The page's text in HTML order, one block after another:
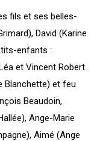
fils et ses belles-
David (Karine
enfants :
et Vincent Robert.
Blanchette) et feu
Beaudoin,
Ange-Marie
Aimé (Ange